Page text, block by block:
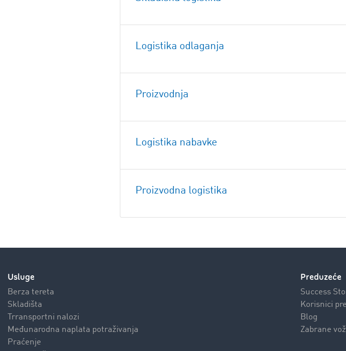
Logistika odlaganja
Proizvodnja
Logistika nabavke
Proizvodna logistika
Usluge
Berza tereta
Skladišta
Trransportni nalozi
Međunarodna naplata potraživanja
Praćenje
Preduzeće
Success
Korisnici
Blog
Zabrane